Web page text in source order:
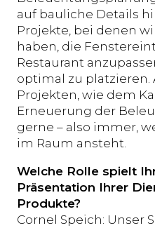
auf bauliche Details
Projekte, bei denen
haben, die
Restaurant
optimal zu platzieren.
Projekten, wie dem
Erneuerung der
gerne – also immer,
im Raum ansteht.
Welche Rolle spielt
Präsentation Ihrer
Produkte?
Cornel Speich: Unser